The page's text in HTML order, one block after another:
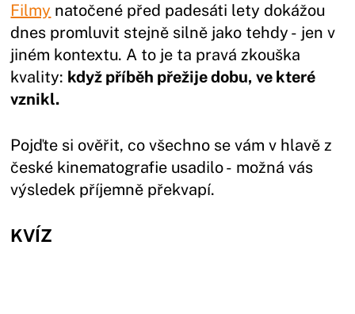
Filmy natočené před padesáti lety dokážou
dnes promluvit stejně silně jako tehdy - jen v
jiném kontextu. A to je ta pravá zkouška
kvality: když příběh přežije dobu, ve které
vznikl.
Pojďte si ověřit, co všechno se vám v hlavě z
české kinematografie usadilo - možná vás
výsledek příjemně překvapí.
KVÍZ